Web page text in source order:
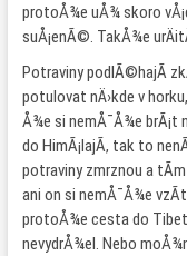
protoÅ¾e uÅ¾ skoro
suÅ¡enÃ©. TakÅ¾e
Potraviny podlÃ©hajÃ­
potulovat nÄ›kde v
Å¾e si nemÅ¯Å¾e brÃ¡t
do HimÃ¡lajÃ­, tak to
potraviny zmrznou a
ani on si nemÅ¯Å¾e
protoÅ¾e cesta do
nevydrÅ¾el. Nebo